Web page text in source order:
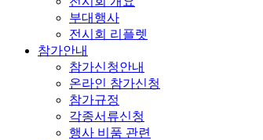
부대행사
전시회 리플렛
참가안내
참가신청안내
온라인 참가신청
참가규정
각종서류신청
행사 비품 관련